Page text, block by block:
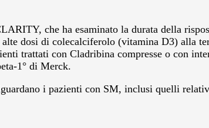
che ha esaminato la durata della
dosi di colecalciferolo (vitamina D3) alla
trattati con Cladribina compresse o con
1° di Merck.
i pazienti con SM, inclusi quelli